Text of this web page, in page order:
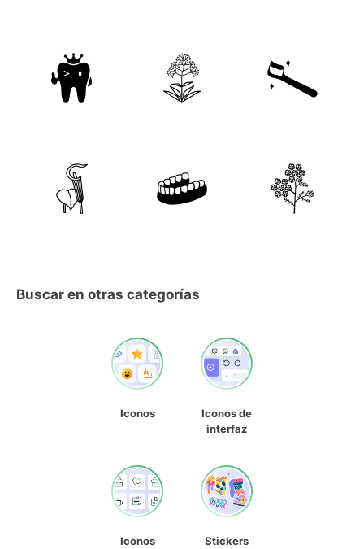
Buscar en otras categorías
Iconos
Iconos de
interfaz
Iconos
Stickers